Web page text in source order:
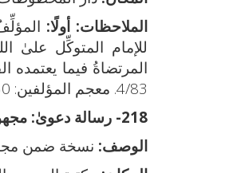
الملاحظات: أولًا: المؤلِّفُ
المرتضاةُ فيما
4/83. معجم المؤلفين: 6/50.
218- رسالة دعوىٰ:
الوصف: نسخة ضمن مجموع